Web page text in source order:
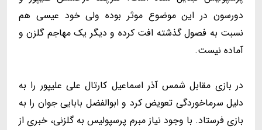
دورسون در این موضوع موثر بوده ولی خود عیسی هم
نسبت به فصول گذشته افت کرده و دیگر یک مهاجم گلزن و
آماده نیست.
در بازی مقابل شمس آذر اسماعیل کارتال علی علیپور را به
دلیل سرماخوردگی تعویض کرد و ابوالفضل بابایی جوان را به
بازی فرستاد. با وجود نیاز مبرم پرسپولیس به گلزنی، خبری از